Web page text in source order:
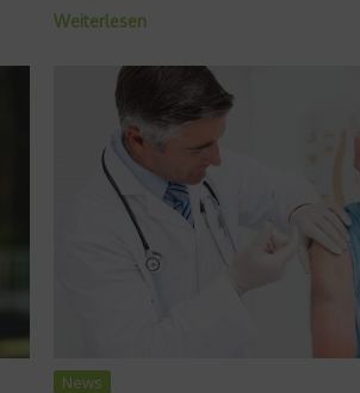
Weiterlesen
News